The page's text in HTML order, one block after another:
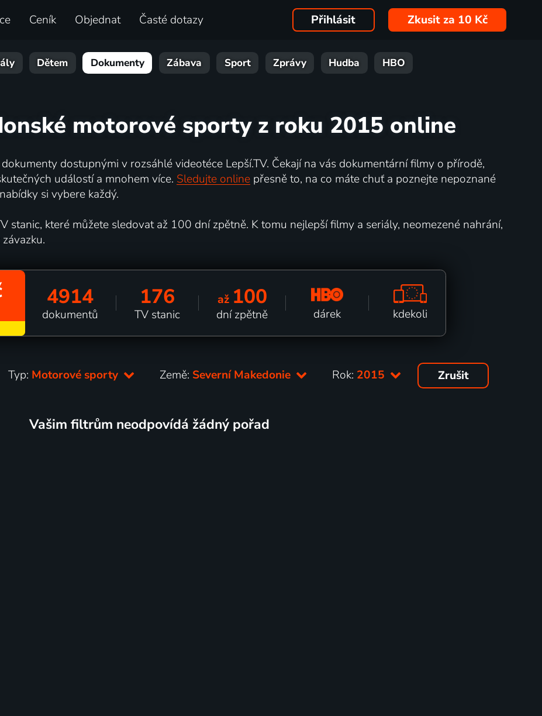
Ceník Objednat Časté dotazy Přihlásit Zkusit za 10 Kč
Dětem Dokumenty Zábava Sport Zprávy Hudba HBO
motorové sporty z roku 2015 online
dostupnými v rozsáhlé videotéce Lepší.TV. Čekají na vás dokumentární filmy o přírodě,
událostí a mnohem více. Sledujte onlinepřesně to, na co máte chuť a poznejte nepoznané
si vybere každý.
stanic, které můžete sledovat až 100 dní zpětně. K tomu nejlepší filmy a seriály, neomezené nahrání,
4914
dokumentů
176
TV stanic
až 100
dní zpětně dárek kdekoli
Typ: Motorové sporty Země: Severní Makedonie Rok: 2015 Zrušit
Vašim filtrům neodpovídá žádný pořad